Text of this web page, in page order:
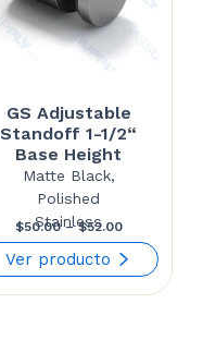
GS Adjustable
Standoff 1-1/2“
Base Height
Matte Black,
Polished
Stainless
$50.00 – $52.00Price
range:
$50.00
Ver producto